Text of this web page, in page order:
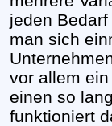
jeden
man sich
vor allem
einen so
funktioniert